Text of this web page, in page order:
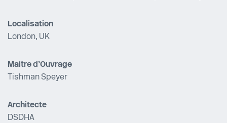
Localisation
London, UK
Maitre d’Ouvrage
Tishman Speyer
Architecte
DSDHA